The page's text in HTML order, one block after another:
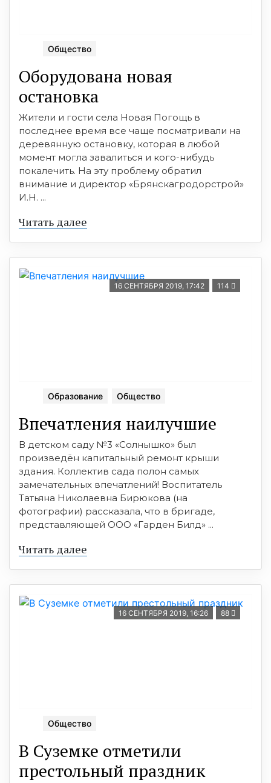
Общество
Оборудована новая
остановка
Жители и гости села Новая Погощь в
последнее время все чаще посматривали на
деревянную остановку, которая в любой
момент могла завалиться и кого-нибудь
покалечить. На эту проблему обратил
внимание и директор «Брянскагродорстрой»
И.Н. ...
Читать далее
16 СЕНТЯБРЯ 2019, 17:42 114
Образование Общество
Впечатления наилучшие
В детском саду №3 «Солнышко» был
произведён капитальный ремонт крыши
здания. Коллектив сада полон самых
замечательных впечатлений! Воспитатель
Татьяна Николаевна Бирюкова (на
фотографии) рассказала, что в бригаде,
представляющей ООО «Гарден Билд» ...
Читать далее
16 СЕНТЯБРЯ 2019, 16:26 88
Общество
В Суземке отметили
престольный праздник